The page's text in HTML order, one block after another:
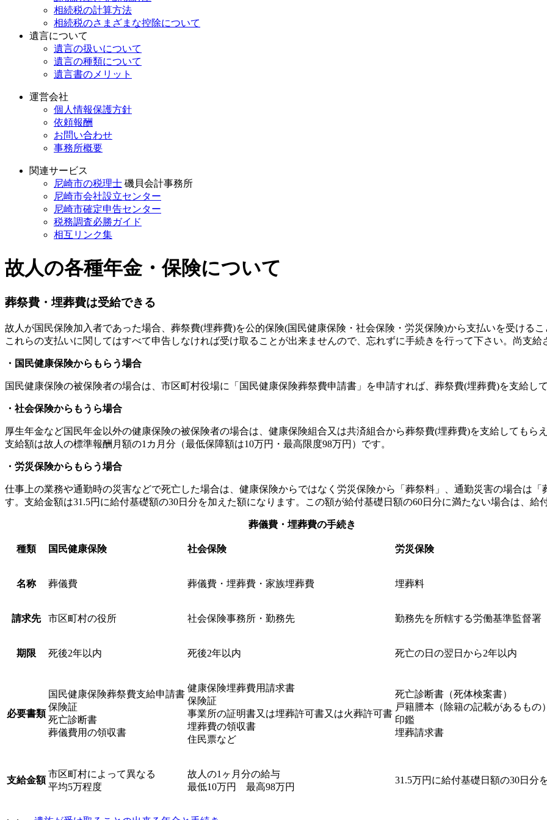
相続税の計算方法
相続税のさまざまな控除について
遺言について
遺言の扱いについて
遺言の種類について
遺言書のメリット
運営会社
個人情報保護方針
依頼報酬
お問い合わせ
事務所概要
関連サービス
尼崎市の税理士 磯貝会計事務所
尼崎市会社設立センター
尼崎市確定申告センター
税務調査必勝ガイド
相互リンク集
故人の各種年金・保険について
葬祭費・埋葬費は受給できる
故人が国民保険加入者であった場合、葬祭費(埋葬費)を公的保険(国民健康保険・社会保険・労災保険)から支払いを受ける
これらの支払いに関してはすべて申告しなければ受け取ることが出来ませんので、忘れずに手続きを行って下さい。尚支
・国民健康保険からもらう場合
国民健康保険の被保険者の場合は、市区町村役場に「国民健康保険葬祭費申請書」を申請すれば、葬祭費(埋葬費)を支給し
・社会保険からもうら場合
厚生年金など国民年金以外の健康保険の被保険者の場合は、健康保険組合又は共済組合から葬祭費(埋葬費)を支給してもら
支給額は故人の標準報酬月額の1カ月分（最低保障額は10万円・最高限度98万円）です。
・労災保険からもらう場合
仕事上の業務や通勤時の災害などで死亡した場合は、健康保険からではなく労災保険から「葬祭料」、通勤災害の場合は
す。支給金額は31.5円に給付基礎額の30日分を加えた額になります。この額が給付基礎日額の60日分に満たない場合は、給
葬儀費・埋葬費の手続き
種類 国民健康保険 社会保険 労災保険
名称 葬儀費 葬儀費・埋葬費・家族埋葬費 埋葬料
請求先 市区町村の役所 社会保険事務所・勤務先 勤務先を所轄する労働基準監督署
期限 死後2年以内 死後2年以内 死亡の日の翌日から2年以内
必要書類
国民健康保険葬祭費支給申請書
保険証
死亡診断書
葬儀費用の領収書
健康保険埋葬費用請求書
保険証
事業所の証明書又は埋葬許可書又は火葬許可書
埋葬費の領収書
住民票など
死亡診断書（死体検案書）
戸籍謄本（除籍の記載があるもの
印鑑
埋葬請求書
支給金額
市区町村によって異なる
平均5万程度
故人の1ヶ月分の給与
最低10万円 最高98万円
31.5万円に給付基礎日額の30日分